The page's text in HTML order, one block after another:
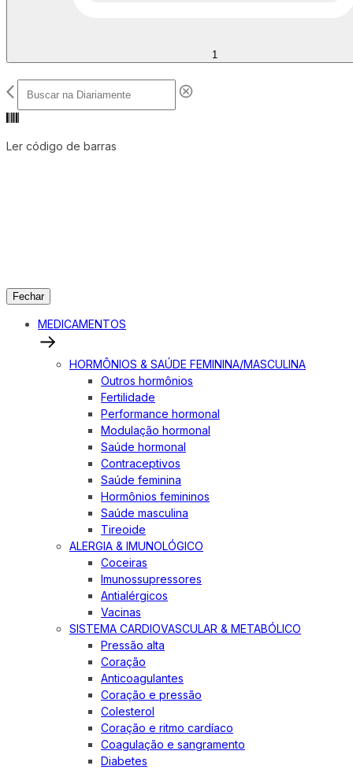
1
Ler código de barras
Fechar
MEDICAMENTOS
HORMÔNIOS & SAÚDE FEMININA/MASCULINA
Outros hormônios
Fertilidade
Performance hormonal
Modulação hormonal
Saúde hormonal
Contraceptivos
Saúde feminina
Hormônios femininos
Saúde masculina
Tireoide
ALERGIA & IMUNOLÓGICO
Coceiras
Imunossupressores
Antialérgicos
Vacinas
SISTEMA CARDIOVASCULAR & METABÓLICO
Pressão alta
Coração
Anticoagulantes
Coração e pressão
Colesterol
Coração e ritmo cardíaco
Coagulação e sangramento
Diabetes